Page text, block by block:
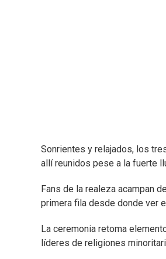
Sonrientes y relajados, los
allí reunidos pese a la fuerte
Fans de la realeza acampan
primera fila desde donde ver
La ceremonia retoma
líderes de religiones